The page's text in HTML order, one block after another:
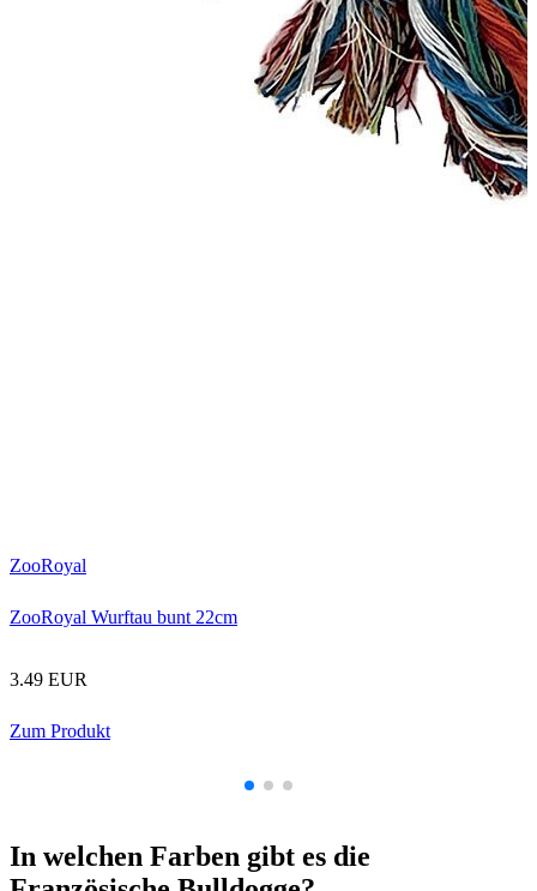
ZooRoyal
ZooRoyal Wurftau bunt 22cm
3.49 EUR
Zum Produkt
In welchen Farben gibt es die